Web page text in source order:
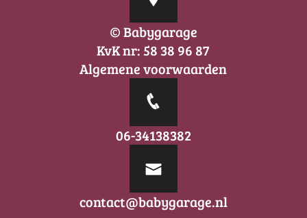
© Babygarage
KvK nr: 58 38 96 87
Algemene voorwaarden
06-34138382
contact@babygarage.nl